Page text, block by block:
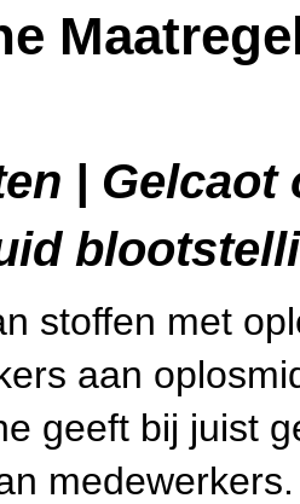
|
stoffen met
aan
geeft bij juist
medewerkers.